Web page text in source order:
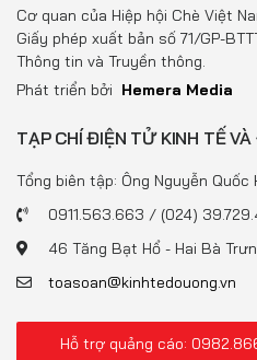
Cơ quan của Hiệp hội Chè Việt
Giấy phép xuất bản số 71/GP-
Thông tin và Truyền thông.
Phát triển bởi Hemera Media
TẠP CHÍ ĐIỆN TỬ KINH TẾ VÀ
Tổng biên tập: Ông Nguyễn Quốc
0911.563.663 / (024)
46 Tăng Bạt Hổ - Hai Bà
toasoan@kinhtedouong.vn
Hỗ trợ quảng cáo: